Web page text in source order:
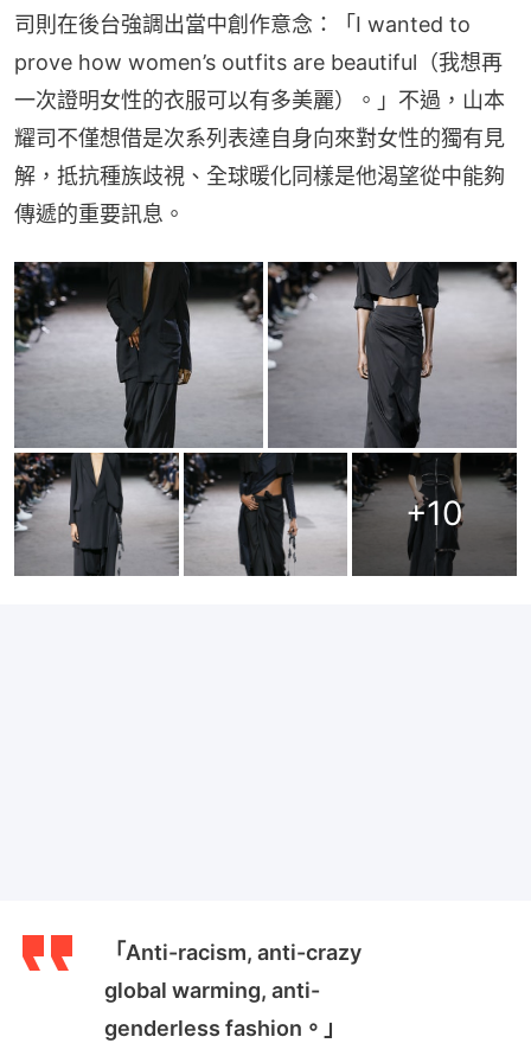
司則在後台強調出當中創作意念：「I wanted to
prove how women’s outfits are beautiful（我想再
一次證明女性的衣服可以有多美麗）。」不過，山本
耀司不僅想借是次系列表達自身向來對女性的獨有見
解，抵抗種族歧視、全球暖化同樣是他渴望從中能夠
傳遞的重要訊息。
+10
「Anti-racism, anti-crazy
global warming, anti-
genderless fashion。」